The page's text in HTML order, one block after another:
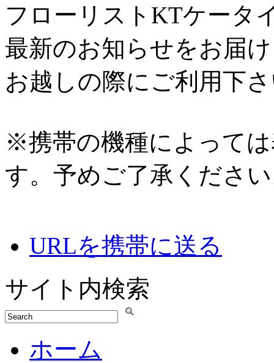
フローリストKTケータ
最新のお知らせをお届
お越しの際にご利用下
※携帯の機種によって
す。予めご了承くださ
URLを携帯に送る
サイト内検索
ホーム